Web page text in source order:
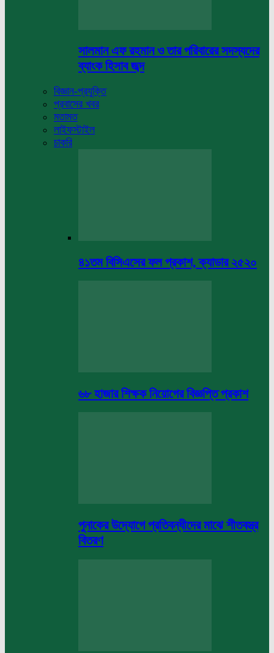
সালমান এফ রহমান ও তার পরিবারের সদস্যদের
ব্যাংক হিসাব জব্দ
বিজ্ঞান-প্রযুক্তি
প্রবাসের খবর
মতামত
লাইফস্টাইল
চাকরি
৪১তম বিসিএসের ফল প্রকাশ, ক্যাডার ২৫২০
৬৮ হাজার শিক্ষক নিয়োগের বিজ্ঞপ্তি প্রকাশ
পুনাকের উদ্যোগে প্রতিবন্ধীদের মাঝে শীতবস্ত্র
বিতরণ